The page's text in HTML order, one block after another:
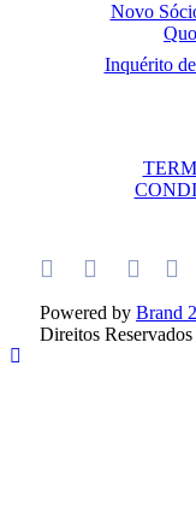
Novo
Inquérito
Powered by Brand
Direitos Reservados